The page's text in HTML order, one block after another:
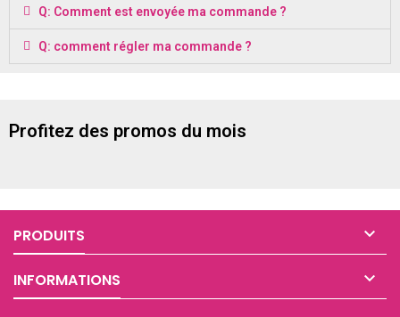
Q: Comment est envoyée ma commande ?
Q: comment régler ma commande ?
Profitez des promos du mois
PRODUITS 
INFORMATIONS 